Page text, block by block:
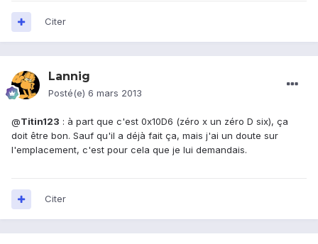
Citer
Lannig
Posté(e) 6 mars 2013
@Titin123 : à part que c'est 0x10D6 (zéro x un zéro D six), ça
doit être bon. Sauf qu'il a déjà fait ça, mais j'ai un doute sur
l'emplacement, c'est pour cela que je lui demandais.
Citer